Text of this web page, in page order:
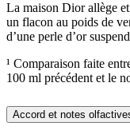
La maison Dior allège
un flacon au poids de
d’une perle d’or
¹ Comparaison faite
100 ml précédent et le
Accord et notes